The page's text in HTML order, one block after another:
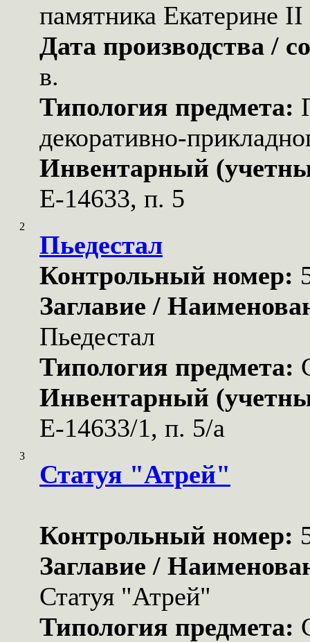
памятника Екатерине II
Дата производства /
в.
Типология предмета:
декоративно-
Инвентарный
Е-14633, п. 5
2
Пьедестал
Контрольный номер:
Заглавие /
Пьедестал
Типология предмета:
Инвентарный
Е-14633/1, п. 5/а
3
Статуя "Атрей"
Контрольный номер:
Заглавие /
Статуя "Атрей"
Типология предмета: